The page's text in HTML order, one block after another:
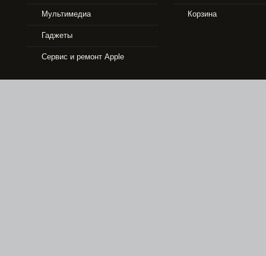
APPLE IPHONE 5S 16GB GOLD
Мультимедиа
Гаджеты
Сервис и ремонт Apple
Корзина